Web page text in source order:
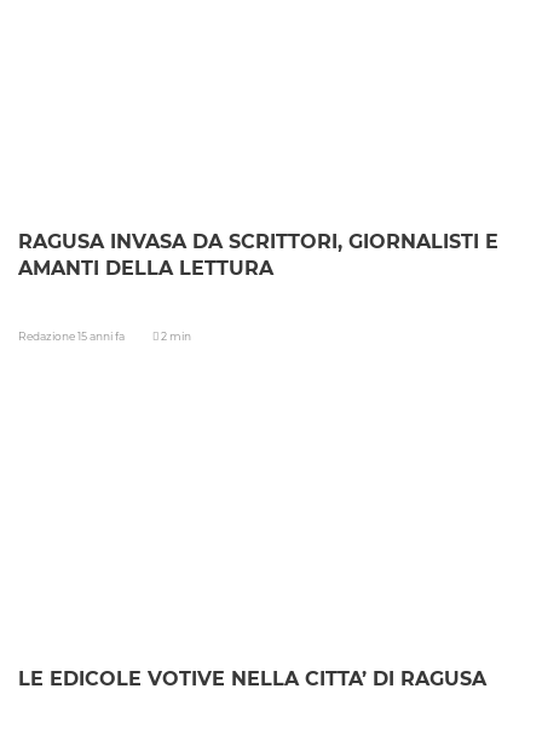
RAGUSA INVASA DA SCRITTORI, GIORNALISTI E
AMANTI DELLA LETTURA
Redazione15 anni fa 2 min
LE EDICOLE VOTIVE NELLA CITTA’ DI RAGUSA